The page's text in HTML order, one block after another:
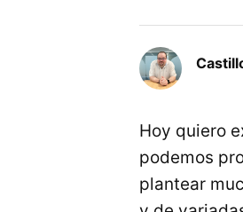
Hoy quiero
podemos
plantear